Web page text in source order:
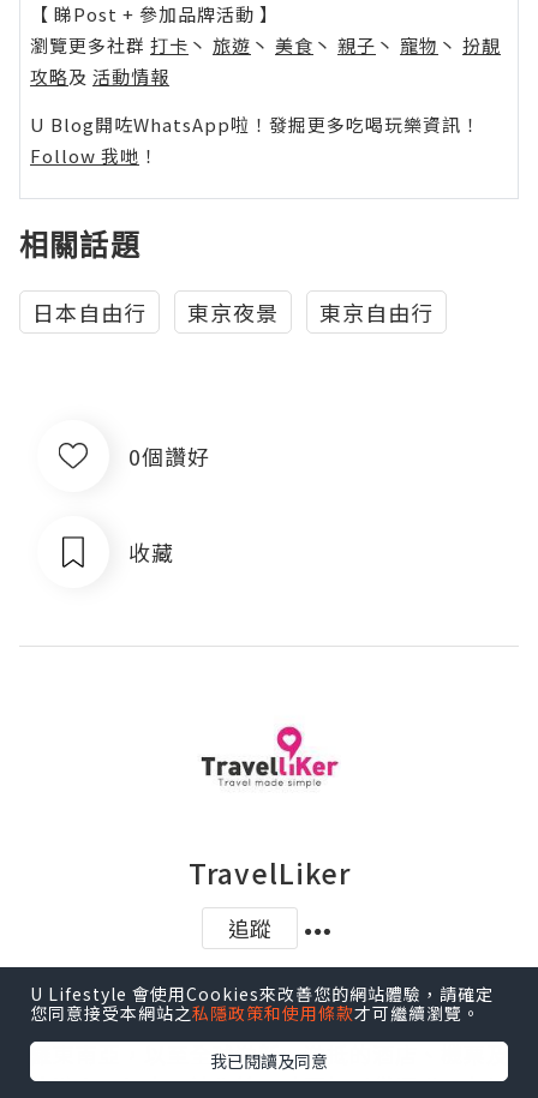
【 睇Post + 參加品牌活動 】
瀏覽更多社群 打卡 丶 旅遊 丶 美食 丶 親子 丶 寵物 丶 扮靚
攻略及 活動情報
U Blog開咗WhatsApp啦！發掘更多吃喝玩樂資訊！
Follow 我哋 ！
相關話題
日本自由行 東京夜景 東京自由行
0個讚好
收藏
TravelLiker
追蹤
以筍爆形象登場的全新旅遊優惠資訊網站
TravelLiker，將於3月中正式啟航，每日為你搜
羅東南亞，以至全球激新、激抵的酒店、機票及
旅遊套票優惠，讓你第一時間輕鬆掌握世界各地
U Lifestyle 會使用Cookies來改善您的網站體驗，請確定
您同意接受本網站之私隱政策和使用條款才可繼續瀏覽。
我已閱讀及同意